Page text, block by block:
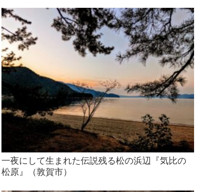
一夜にして生まれた伝説残る松の浜辺『気比の
松原』（敦賀市）